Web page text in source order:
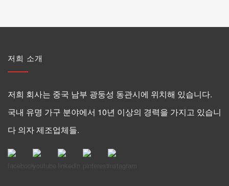
저희 소개
저희 회사는 중국 남부 광둥성 동관시에 위치해 있습니다.
국내 유명 가구 분야에서 10년 이상의 경력을 가지고 있습니
다 의자 제조업체들.